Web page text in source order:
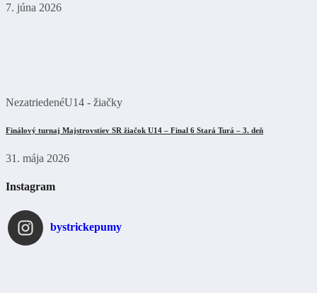
7. júna 2026
NezatriedenéU14 - žiačky
Finálový turnaj Majstrovstiev SR žiačok U14 – Final 6 Stará Turá – 3. deň
31. mája 2026
Instagram
bystrickepumy